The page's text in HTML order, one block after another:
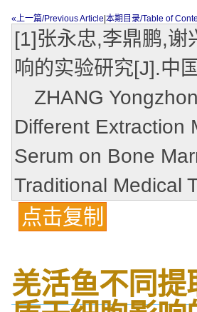
«上一篇/Previous Article 本期目录/Table of
[1]张永忠,李鼎鹏,
响的实验研究[J].中
ZHANG
Different Extraction
Serum on Bone
Traditional Medical
点击复制
羌活鱼不同